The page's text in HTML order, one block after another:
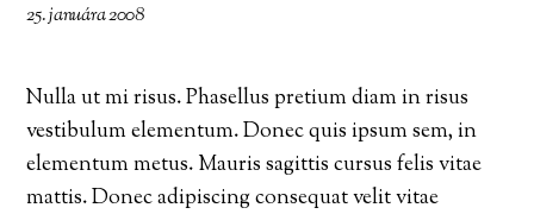
25. januára 2008
Nulla ut mi risus. Phasellus pretium diam in risus
vestibulum elementum. Donec quis ipsum sem, in
elementum metus. Mauris sagittis cursus felis vitae
mattis. Donec adipiscing consequat velit vitae